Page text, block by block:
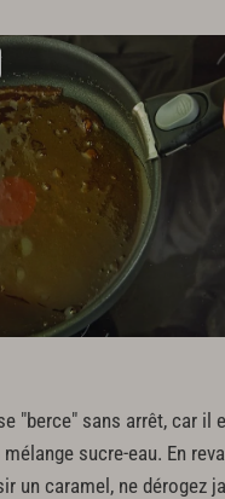
"berce" sans arrêt, car il
sucre-eau. En
un caramel, ne dérogez